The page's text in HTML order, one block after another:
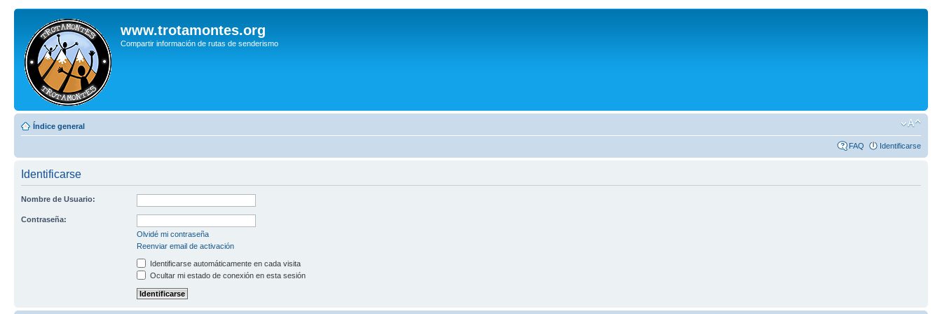
www.trotamontes.org
Compartir información de rutas de senderismo
Índice general
FAQ Identificarse
Identificarse
Nombre de Usuario:
Contraseña:
Olvidé mi contraseña
Reenviar email de activación
Identificarse automáticamente en cada visita
Ocultar mi estado de conexión en esta sesión